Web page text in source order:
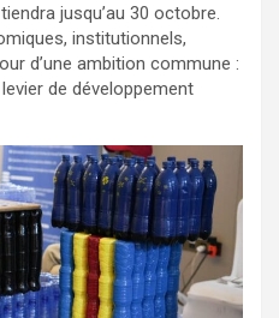
jusqu’au 30 octobre.
institutionnels,
d’une ambition commune :
de développement